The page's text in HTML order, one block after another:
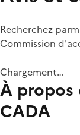
Recherchez
Commission
Chargement…
À propos
CADA